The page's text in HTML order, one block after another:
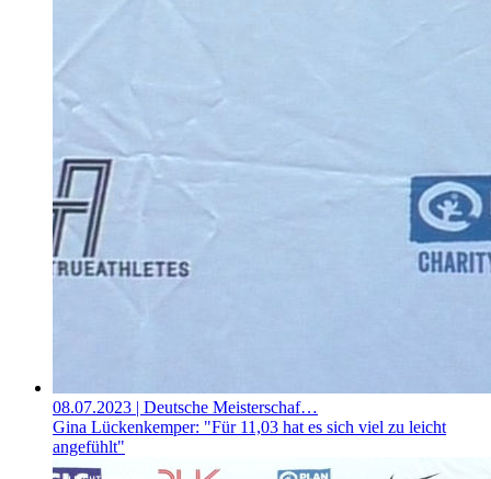
08.07.2023 | Deutsche Meisterschaf…
Gina Lückenkemper: "Für 11,03 hat es sich viel zu leicht
angefühlt"